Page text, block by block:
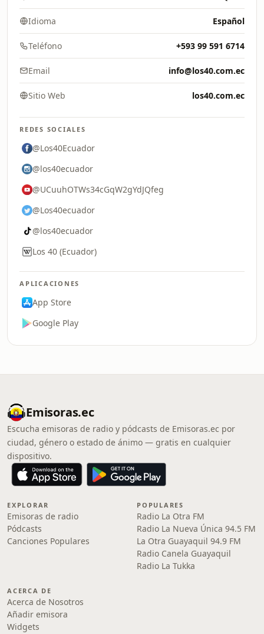
Idioma Español
Teléfono +593 99 591 6714
Email info@los40.com.ec
Sitio Web los40.com.ec
REDES SOCIALES
@Los40Ecuador
@los40ecuador
@UCuuhOTWs34cGqW2gYdJQfeg
@Los40ecuador
@los40ecuador
Los 40 (Ecuador)
APLICACIONES
App Store
Google Play
Emisoras.ec
Escucha emisoras de radio y pódcasts de Emisoras.ec por
ciudad, género o estado de ánimo — gratis en cualquier
dispositivo.
EXPLORAR
Emisoras de radio
Pódcasts
Canciones Populares
POPULARES
Radio La Otra FM
Radio La Nueva Única 94.5 FM
La Otra Guayaquil 94.9 FM
Radio Canela Guayaquil
Radio La Tukka
ACERCA DE
Acerca de Nosotros
Añadir emisora
Widgets